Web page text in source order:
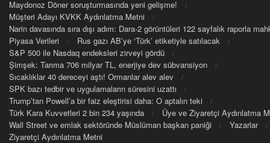
Maydonoz Döner soruşturmasında yeni gelişme!
Müşteri Adayı KVKK Aydınlatma Metni
Narin davasında sıra dışı adım: Dara-2 görüntüleri 122 sayfalık raporla
Piyasa Verileri
Rus gazı AB’ye ‘Türk’ etiketiyle satılacak
S&P 500 ile Nasdaq endeksleri zirveyi gördü
Şimşek: Tarıma 706 milyar TL, enerjiye dev sübvansiyon
Sıcaklıklar 40 dereceyi aştı! Ormanlar alev alev
SPK bazı tedbir ve uygulamaların süresini uzattı
Trump’tan Powell’a bir faiz eleştirisi daha: O aptalın teki
Türk Kara Kuvvetleri 2 bin 234 yaşında
Üye ve Ziyaretçi Aydınlatma
Wall Street ve emlak sektöründe Müslüman başkan paniği
Yazarlar
Ziyaretçi Aydınlatma Metni